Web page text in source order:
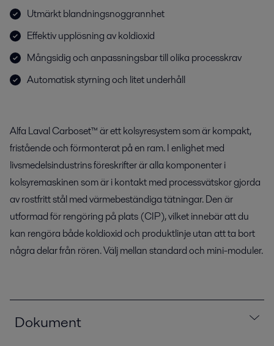
Utmärkt blandningsnoggrannhet
Effektiv upplösning av koldioxid
Mångsidig och anpassningsbar till olika processkrav
Automatisk styrning och litet underhåll
Alfa Laval Carboset™ är ett kolsyresystem som är kompakt,
fristående och förmonterat på en ram. I enlighet med
livsmedelsindustrins föreskrifter är alla komponenter i
kolsyremaskinen som är i kontakt med processvätskor gjorda
av rostfritt stål med värmebeständiga tätningar. Den är
utformad för rengöring på plats (CIP), vilket innebär att du
kan rengöra både koldioxid och produktlinje utan att ta bort
några delar från rören. Välj mellan standard och mini-moduler.
Dokument